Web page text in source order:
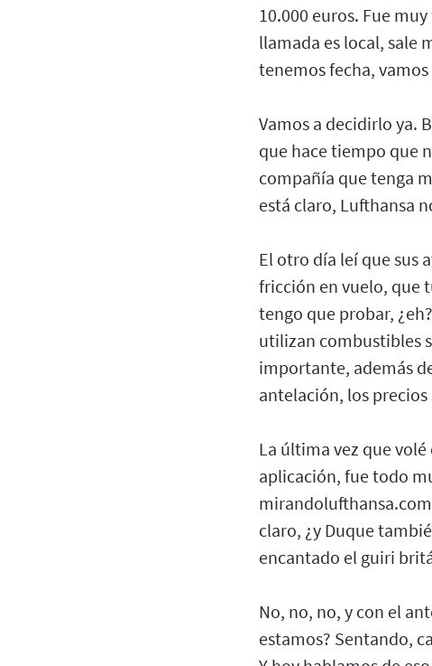
10.000 euros. Fue
llamada es local, sale
tenemos fecha,
Vamos a decidirlo ya.
que hace tiempo que
compañía que tenga
está claro, Lufthansa
El otro día leí que sus
fricción en vuelo, que
tengo que probar,
utilizan combustibles
importante, además
antelación, los
La última vez que
aplicación, fue todo
claro, ¿y Duque
encantado el guiri
No, no, no, y con el
estamos? Sentando,